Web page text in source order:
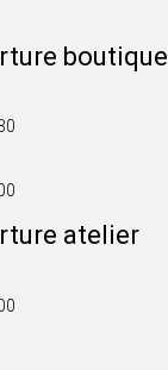
boutique
atelier